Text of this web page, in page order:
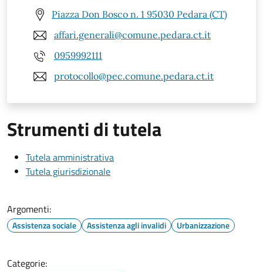
Piazza Don Bosco n. 1 95030 Pedara (CT)
affari.generali@comune.pedara.ct.it
0959992111
protocollo@pec.comune.pedara.ct.it
Strumenti di tutela
Tutela amministrativa
Tutela giurisdizionale
Argomenti:
Assistenza sociale Assistenza agli invalidi Urbanizzazione
Categorie: